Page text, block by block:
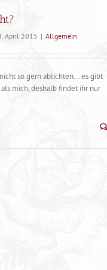
April 2015 | Allgemein
so gern ablichten... es gibt
mich, deshalb findet ihr nur